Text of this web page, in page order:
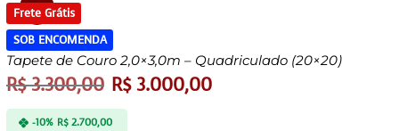
Oferta!
Frete Grátis
SOB ENCOMENDA
Tapete de Couro 2,0×3,0m – Quadriculado (20×20)
R$3.300,00 R$3.000,00
-10% R$2.700,00